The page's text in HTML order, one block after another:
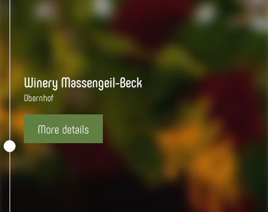
Winery Massengeil-Beck
Obernhof
More details